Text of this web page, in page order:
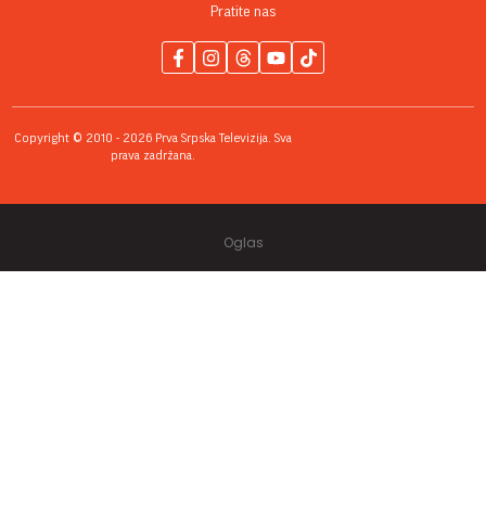
Pratite nas
Copyright © 2010 - 2026 Prva Srpska Televizija. Sva
prava zadržana.